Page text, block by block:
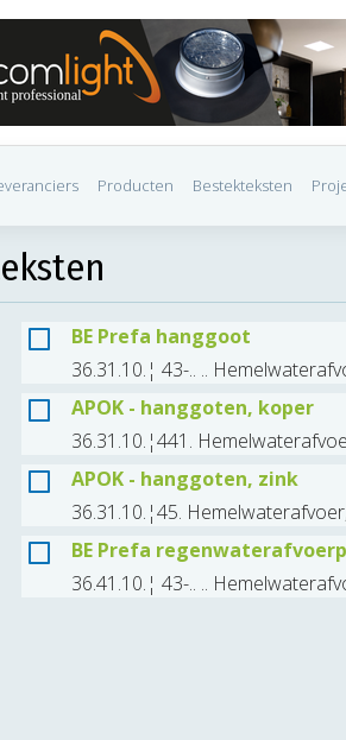
Producten Bestekteksten
BE Prefa hanggoot
36.31.10.¦ 43-.. ..
APOK - hanggoten, koper
36.31.10.¦441.
APOK - hanggoten, zink
36.31.10.¦45.
BE Prefa
36.41.10.¦ 43-.. ..